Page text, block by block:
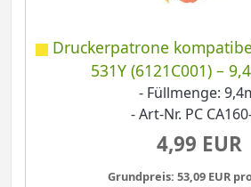
Druckerpatrone
531Y (6121C001) –
- Füllmenge:
- Art-Nr. PC
4,99 EUR
Grundpreis: 53,09 EUR